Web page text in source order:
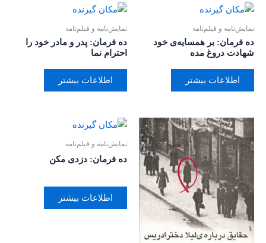
نمایش‌نامه و فیلم‌نامه
ده فرمان: بر همسایه‌ی خود
شهادت دروغ مده
اطلاعات بیشتر
نمایش‌نامه و فیلم‌نامه
ده فرمان: پدر و مادر خود را
احترام نما
اطلاعات بیشتر
نمایش‌نامه و فیلم‌نامه
ده فرمان: دزدی مکن
اطلاعات بیشتر